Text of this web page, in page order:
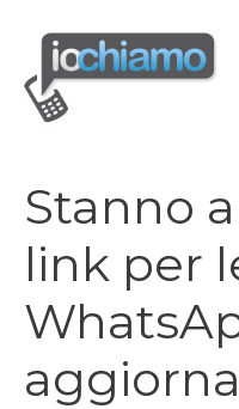
contenuto
Stanno
link per